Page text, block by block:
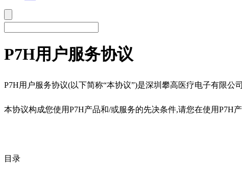
P7H用户服务协议
P7H用户服务协议(以下简称“本协议”)是深圳攀高医疗电子有限公
本协议构成您使用P7H产品和/或服务的先决条件,请您在使用P7H
目录